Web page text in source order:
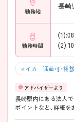
勤務地
長崎
勤務時間
マイカー通勤可・相
長崎県内にある法人
ポイントなど、詳細